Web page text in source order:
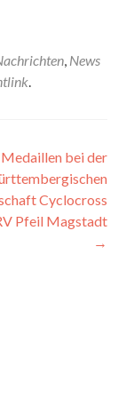
, News
.
bei der
Cyclocross
Pfeil Magstadt
→